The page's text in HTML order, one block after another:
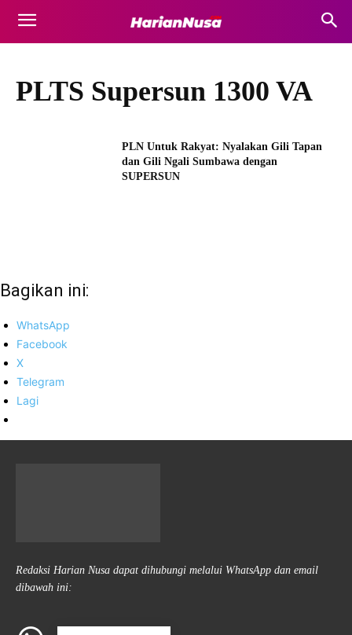
PLTS Supersun 1300 VA
PLN Untuk Rakyat: Nyalakan Gili Tapan
dan Gili Ngali Sumbawa dengan
SUPERSUN
Bagikan ini:
WhatsApp
Facebook
X
Telegram
Lagi
Redaksi Harian Nusa dapat dihubungi melalui WhatsApp dan email
dibawah ini: